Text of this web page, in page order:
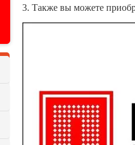
3. Также вы можете